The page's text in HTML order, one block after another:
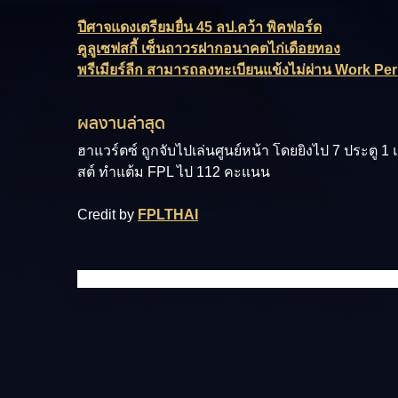
ปีศาจแดงเตรียมยื่น 45 ลป.คว้า พิคฟอร์ด
คูลูเซฟสกี้ เซ็นถาวรฝากอนาคตไก่เดือยทอง
พรีเมียร์ลีก สามารถลงทะเบียนแข้งไม่ผ่าน Work
ผลงานล่าสุด
ฮาแวร์ตซ์ ถูกจับไปเล่นศูนย์หน้า โดยยิงไป 7 ประตู
สต์ ทำแต้ม FPL ไป 112 คะแนน
Credit by FPLTHAI